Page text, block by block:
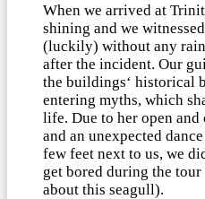
When we arrived at
shining and we
(luckily) without any
after the incident. Our
the buildings‘ historical
entering myths, which
life. Due to her open
and an unexpected
few feet next to us, we
get bored during the
about this seagull).